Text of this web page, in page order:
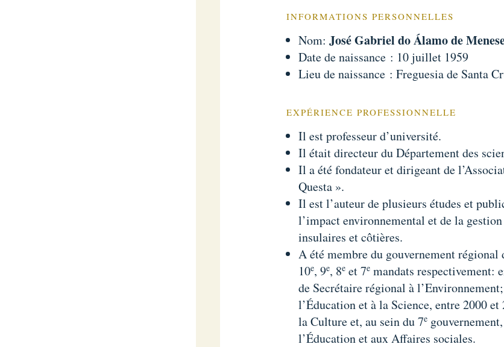
INFORMATIONS PERSONNELLES
Nom: José Gabriel do Álamo de
Date de naissance : 10 juillet 1959
Lieu de naissance : Freguesia de Santa
EXPÉRIENCE PROFESSIONNELLE
Il est professeur d’université.
Il était directeur du Département des
Il a été fondateur et dirigeant de
Questa ».
Il est l’auteur de plusieurs études et
l’impact environnemental et de la
insulaires et côtières.
A été membre du gouvernement régional
10e, 9e, 8eet 7emandats respectivement:
de Secrétaire régional à
l’Éducation et à la Science, entre 2000
la Culture et, au sein du 7e
l’Éducation et aux Affaires sociales.